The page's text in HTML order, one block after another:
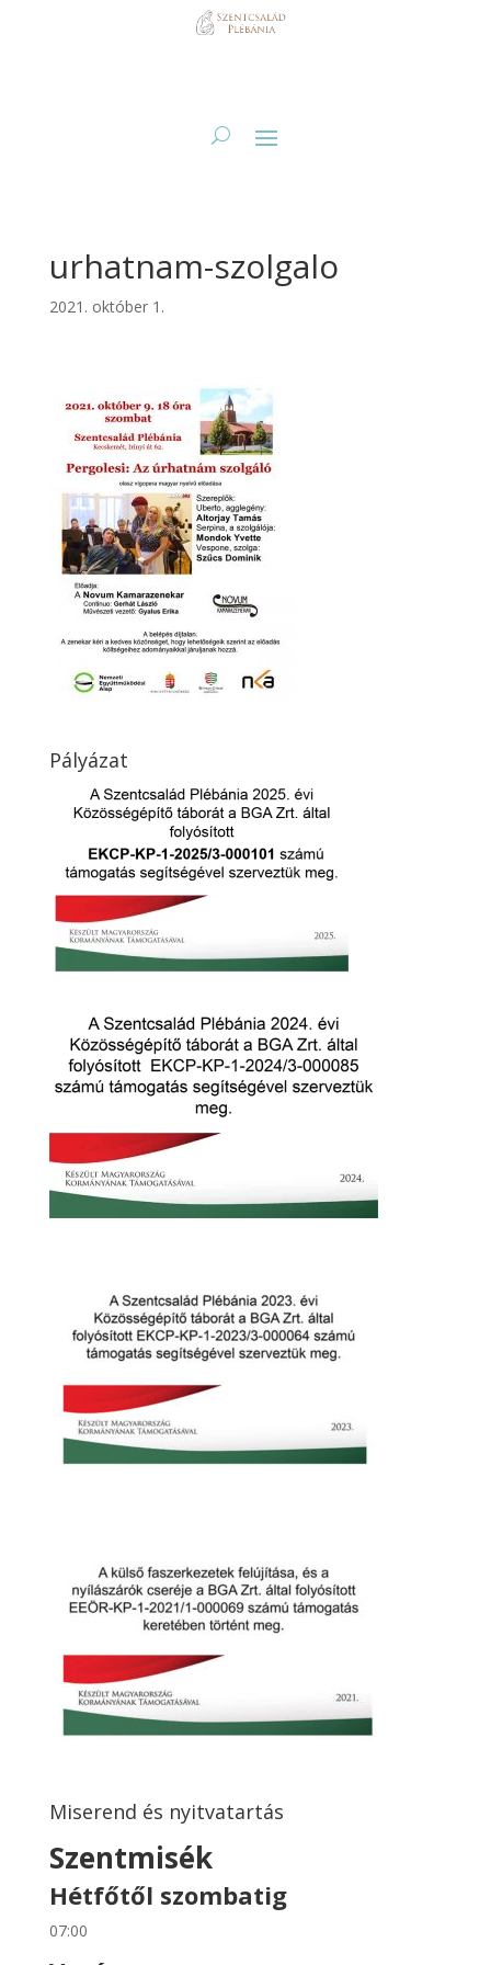
urhatnam-szolgalo
2021. október 1.
Pályázat
Miserend és nyitvatartás
Szentmisék
Hétfőtől szombatig
07:00